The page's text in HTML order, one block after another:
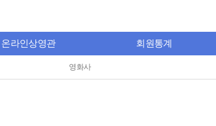
온라인상영관 회원통계
영화사